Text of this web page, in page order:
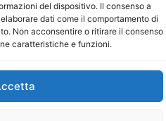
del dispositivo. Il consenso a
dati come il comportamento di
Non acconsentire o ritirare il consenso
caratteristiche e funzioni.